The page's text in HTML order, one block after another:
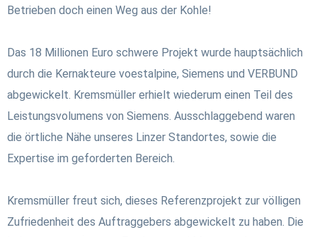
Betrieben doch einen Weg aus der Kohle!
Das 18 Millionen Euro schwere Projekt wurde hauptsächlich
durch die Kernakteure voestalpine, Siemens und VERBUND
abgewickelt. Kremsmüller erhielt wiederum einen Teil des
Leistungsvolumens von Siemens. Ausschlaggebend waren
die örtliche Nähe unseres Linzer Standortes, sowie die
Expertise im geforderten Bereich.
Kremsmüller freut sich, dieses Referenzprojekt zur völligen
Zufriedenheit des Auftraggebers abgewickelt zu haben. Die